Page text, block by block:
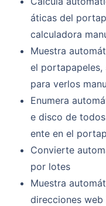
áticas del
calculadora
Muestra
el portapapeles,
para verlos
Enumera
e disco de
ente en el
Convierte
por lotes
Muestra
direcciones web